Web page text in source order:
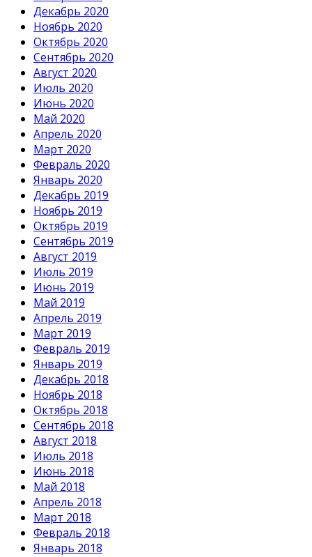
Декабрь 2020
Ноябрь 2020
Октябрь 2020
Сентябрь 2020
Август 2020
Июль 2020
Июнь 2020
Май 2020
Апрель 2020
Март 2020
Февраль 2020
Январь 2020
Декабрь 2019
Ноябрь 2019
Октябрь 2019
Сентябрь 2019
Август 2019
Июль 2019
Июнь 2019
Май 2019
Апрель 2019
Март 2019
Февраль 2019
Январь 2019
Декабрь 2018
Ноябрь 2018
Октябрь 2018
Сентябрь 2018
Август 2018
Июль 2018
Июнь 2018
Май 2018
Апрель 2018
Март 2018
Февраль 2018
Январь 2018